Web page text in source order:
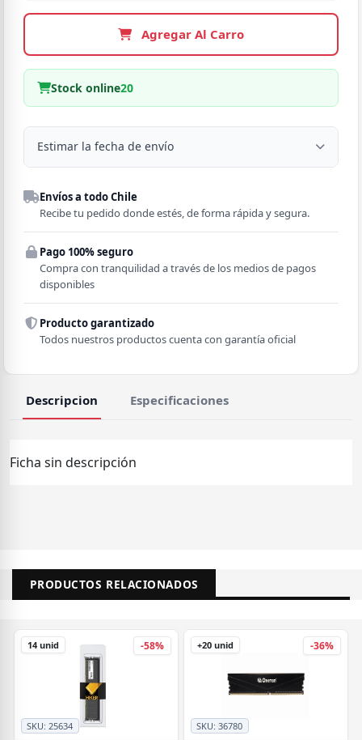
Agregar Al Carro
Stock online20
Estimar la fecha de envío
Despacho a domicilio
Región
Comuna
Envíos a todo Chile
Recibe tu pedido donde estés, de forma rápida y segura.
Pago 100% seguro
Compra con tranquilidad a través de los medios de pagos
disponibles
Producto garantizado
Todos nuestros productos cuenta con garantía oficial
Descripcion Especificaciones
Ficha sin descripción
PRODUCTOS RELACIONADOS
-58%
SKU:25634
14 unid -36%
SKU:36780
+20 unid